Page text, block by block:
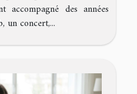
accompagné des années
un concert,...